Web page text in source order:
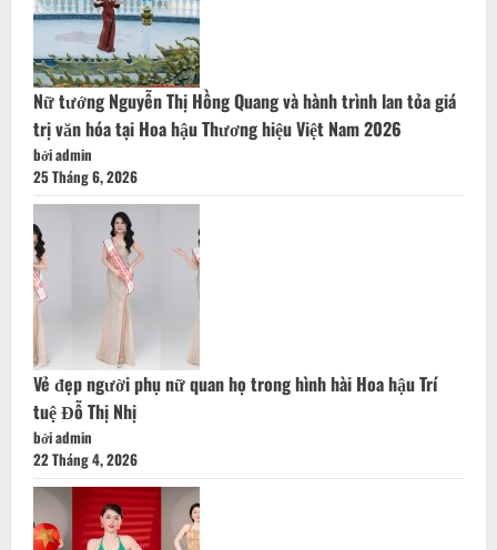
Nữ tướng Nguyễn Thị Hồng Quang và hành trình lan tỏa giá
trị văn hóa tại Hoa hậu Thương hiệu Việt Nam 2026
bởi admin
25 Tháng 6, 2026
Vẻ đẹp người phụ nữ quan họ trong hình hài Hoa hậu Trí
tuệ Đỗ Thị Nhị
bởi admin
22 Tháng 4, 2026